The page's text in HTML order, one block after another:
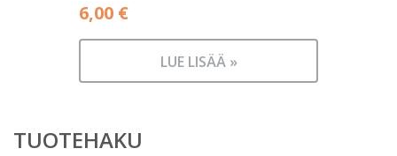
6,00 €
LUE LISÄÄ »
TUOTEHAKU